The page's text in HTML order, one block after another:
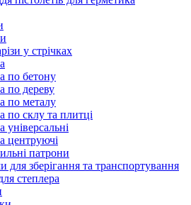
у стрічках
по бетону
по дереву
по металу
по склу та плитці
універсальні
центруючі
патрони
для зберігання та транспортування
степлера